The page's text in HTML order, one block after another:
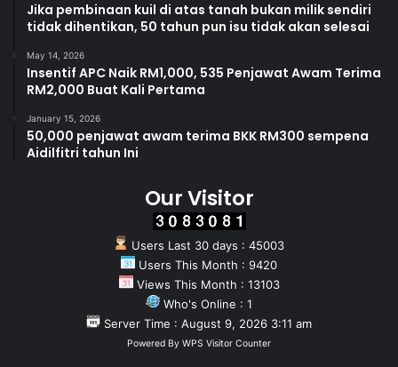
Jika pembinaan kuil di atas tanah bukan milik sendiri
tidak dihentikan, 50 tahun pun isu tidak akan selesai
May 14, 2026
Insentif APC Naik RM1,000, 535 Penjawat Awam Terima
RM2,000 Buat Kali Pertama
January 15, 2026
50,000 penjawat awam terima BKK RM300 sempena
Aidilfitri tahun Ini
Our Visitor
Users Last 30 days : 45003
Users This Month : 9420
Views This Month : 13103
Who's Online : 1
Server Time : August 9, 2026 3:11 am
Powered By WPS Visitor Counter